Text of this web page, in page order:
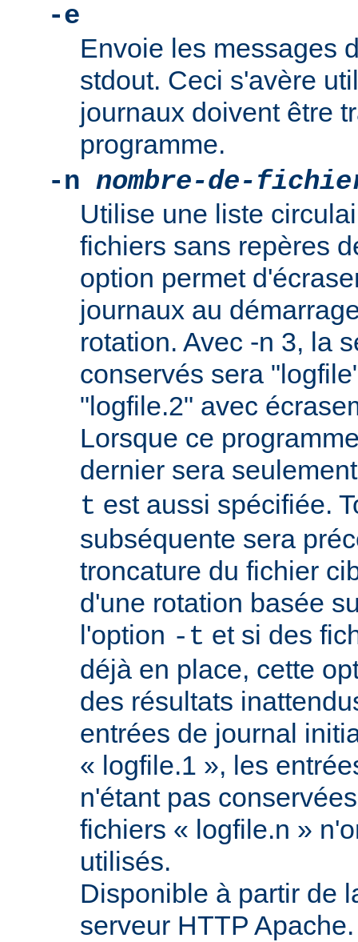
-e
Envoie les messages
stdout. Ceci s'avère
journaux doivent être
programme.
-n nombre-de-
Utilise une liste
fichiers sans repères
option permet
journaux au
rotation. Avec -n 3, la
conservés sera
"logfile.2" avec
Lorsque ce
dernier sera
t est aussi spécifiée.
subséquente sera
troncature du fichier
d'une rotation basée
l'option -t et si des
déjà en place, cette
des résultats
entrées de journal
« logfile.1 », les
n'étant pas
fichiers « logfile.n »
utilisés.
Disponible à partir de
serveur HTTP Apache.